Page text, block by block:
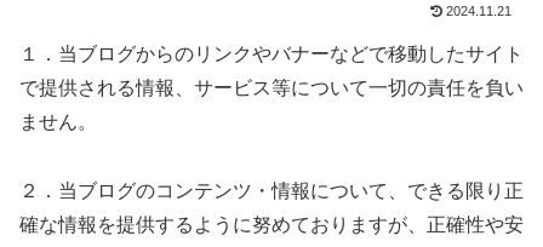
2024.11.21
１．当ブログからのリンクやバナーなどで移動したサイト
で提供される情報、サービス等について一切の責任を負い
ません。
２．当ブログのコンテンツ・情報について、できる限り正
確な情報を提供するように努めておりますが、正確性や安